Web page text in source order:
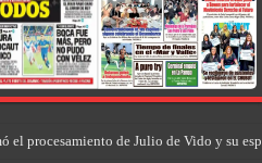
el procesamiento de Julio de Vido y su